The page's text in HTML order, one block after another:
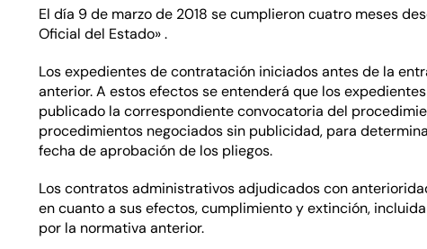
El día 9 de marzo de 2018 se cumplieron cuatro meses
Oficial del Estado» .
Los expedientes de contratación iniciados antes de la
anterior. A estos efectos se entenderá que los
publicado la correspondiente convocatoria del
procedimientos negociados sin publicidad, para
fecha de aprobación de los pliegos.
Los contratos administrativos adjudicados con
en cuanto a sus efectos, cumplimiento y extinción,
por la normativa anterior.